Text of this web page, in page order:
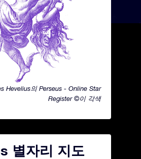
Hevelius의 Perseus - Online Star
Register ©이 각색
별자리 지도